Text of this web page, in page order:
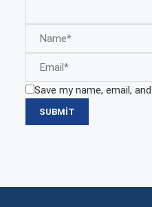
Save my name, email,